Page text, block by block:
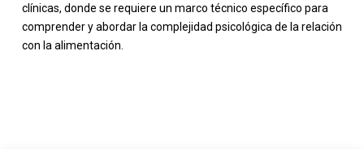
clínicas, donde se requiere un marco técnico específico para
comprender y abordar la complejidad psicológica de la relación
con la alimentación.